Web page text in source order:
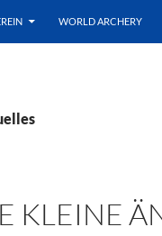
WORLD ARCHERY
KLEINE